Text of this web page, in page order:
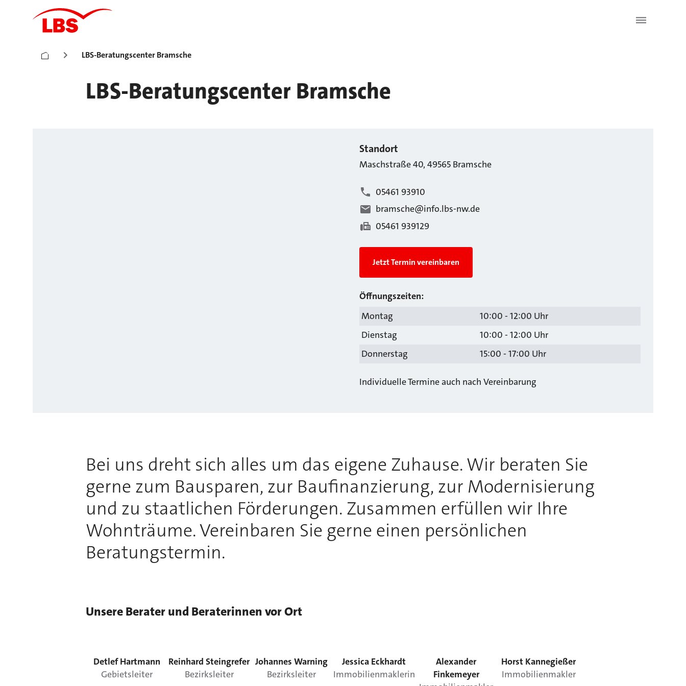
LBS-Beratungscenter Bramsche
LBS-Beratungscenter Bramsche
Standort
Maschstraße40, 49565 Bramsche
05461 93910
bramsche@info.lbs-nw.de
05461 939129
Jetzt Termin vereinbaren
Öffnungszeiten:
Montag
10:00 - 12:00 Uhr
Dienstag
10:00 - 12:00 Uhr
Donnerstag
15:00 - 17:00 Uhr
Individuelle Termine auch nach Vereinbarung
Bei uns dreht sich alles um das eigene Zuhause. Wir beraten Sie
gerne zum Bausparen, zur Baufinanzierung, zur Modernisierung
und zu staatlichen Förderungen. Zusammen erfüllen wir Ihre
Wohnträume. Vereinbaren Sie gerne einen persönlichen
Beratungstermin.
Unsere Berater und Beraterinnen vor Ort
Detlef Hartmann
Gebietsleiter
Reinhard Steingrefer
Bezirksleiter
Johannes Warning
Bezirksleiter
Jessica Eckhardt
Immobilienmaklerin
Alexander
Finkemeyer
Horst Kannegießer
Immobilienmakler